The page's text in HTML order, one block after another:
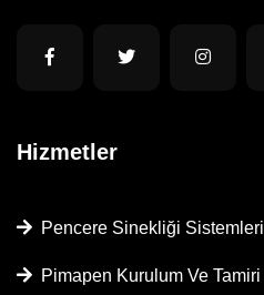
Hizmetler
Pencere Sinekliği Sistemleri
Pimapen Kurulum Ve Tamiri